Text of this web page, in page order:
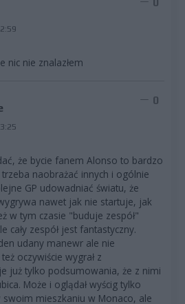
nic nie znalazłem
0
że bycie fanem Alonso to bardzo
naobrażać innych i ogólnie
GP udowadniać światu, że
nawet jak nie startuje, jak
w tym czasie "buduje zespół"
cały zespół jest fantastyczny.
udany manewr ale nie
oczywiście wygrał z
już tylko podsumowania, że z nimi
Może i oglądał wyścig tylko
mieszkaniu w Monaco, ale